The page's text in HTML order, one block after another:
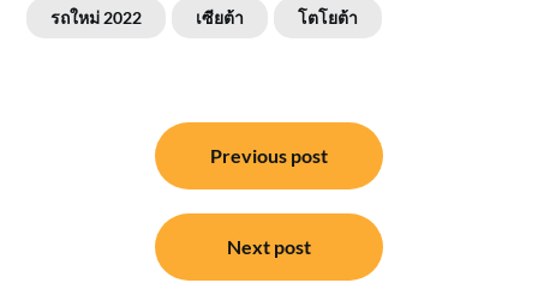
รถใหม่ 2022 เซียต้า โตโยต้า
Previous post
Next post